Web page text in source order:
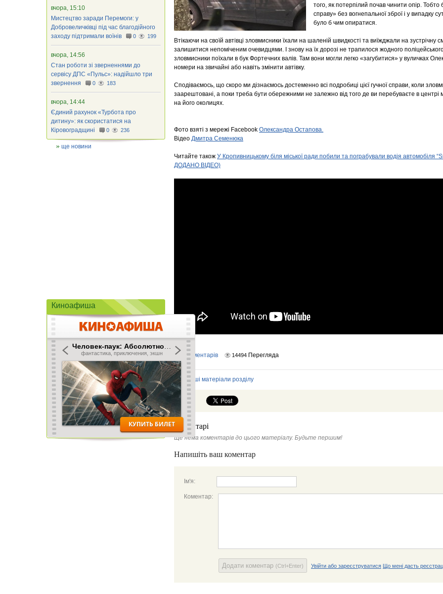
того, як потерпілий почав чинити опір.
справу» без вогнепальної зброї і у випадку
було б чим опиратися.
Втікаючи на своїй автівці зловмисники їхали на шаленій швидкості та виїжджали на зустрічну
залишитися непоміченим очевидцями. І знову на їх дорозі не трапилося жодного
зловмисники поїхали в бук Фортечних валів. Там вони могли легко «загубитися» у вуличках
номери на звичайні або навіть змінити автівку.
Сподіваємось, що скоро ми дізнаємось достеменно всі подробиці цієї гучної справи, коли
заарештовані, а поки треба бути обережними не залежно від того де ви перебуваєте в центрі
на його околицях.
Фото взяті з мережі Facebook Олександра Остапова.
Відео Дмитра Семенюка
Читайте також У Кропивницькому біля міської ради побили та пограбували водія
ДОДАНО ВІДЕО)
Коментарів 14494 Перегляда
Інші матеріали розділу
Коментарі
Ще нема коментарів до цього матеріалу. Будьте першим!
Напишіть ваш коментар
Ім'я:
Коментар:
Додати коментар (Ctrl+Enter) Увійти або зареєструватися Що мені дасть
вчора, 15:10
Мистецтво заради Перемоги: у
Добровеличківці під час благодійного
заходу підтримали воїнів
0 199
вчора, 14:56
Стан роботи зі зверненнями до
сервісу ДПС «Пульс»: надійшло три
звернення
0 183
вчора, 14:44
Єдиний рахунок «Турбота про
дитину»: як скористатися на
Кіровоградщині
0 236
ще новини
Киноафиша